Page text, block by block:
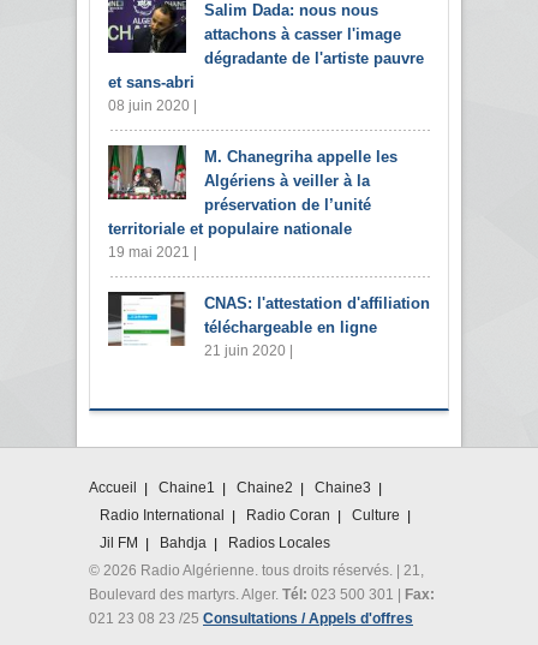
Salim Dada: nous nous
attachons à casser l'image
dégradante de l'artiste pauvre
et sans-abri
08 juin 2020 |
M. Chanegriha appelle les
Algériens à veiller à la
préservation de l’unité
territoriale et populaire nationale
19 mai 2021 |
CNAS: l'attestation d'affiliation
téléchargeable en ligne
21 juin 2020 |
Accueil Chaine1 Chaine2
Chaine3
Radio International
Radio Coran
Culture
Jil FM
Bahdja
Radios Locales
© 2026 Radio Algérienne. tous droits réservés. | 21,
Boulevard des martyrs. Alger. Tél: 023 500 301 | Fax:
021 23 08 23 /25 Consultations / Appels d'offres